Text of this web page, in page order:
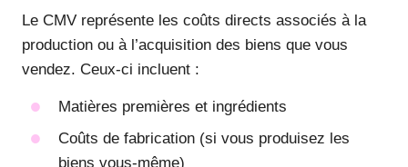
Le CMV représente les coûts directs associés à la
production ou à l’acquisition des biens que vous
vendez. Ceux-ci incluent :
Matières premières et ingrédients
Coûts de fabrication (si vous produisez les
biens vous-même)